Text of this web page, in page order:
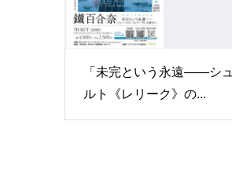
「未完という永遠——シ
ルト《レリーク》の...